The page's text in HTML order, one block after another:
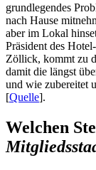
grundlegendes
nach Hause
aber im Lokal
Präsident des
Zöllick, kommt zu
damit die längst
und wie zubereitet
[Quelle].
Welchen